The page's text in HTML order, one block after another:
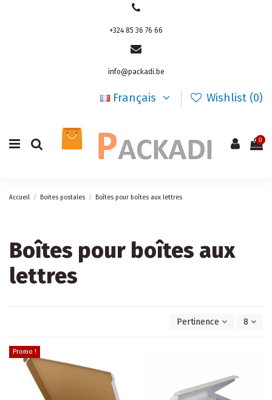
+324 85 36 76 66
info@packadi.be
Français Wishlist (0)
0
Accueil Boites postales Boîtes pour boîtes aux lettres
Boîtes pour boîtes aux
lettres
Pertinence 8
Promo !